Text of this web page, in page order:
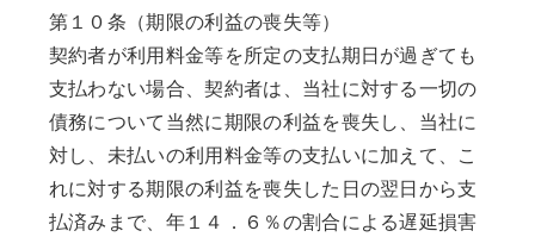
第１０条（期限の利益の喪失等）
契約者が利用料金等を所定の支払期日が過ぎても
支払わない場合、契約者は、当社に対する一切の
債務について当然に期限の利益を喪失し、当社に
対し、未払いの利用料金等の支払いに加えて、こ
れに対する期限の利益を喪失した日の翌日から支
払済みまで、年１４．６％の割合による遅延損害